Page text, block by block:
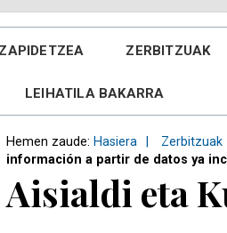
ZERBITZUAK
LEIHATILA BAKARRA
Hemen zaude: Hasiera Zerbitzuak
información a partir de datos ya
Aisialdi eta